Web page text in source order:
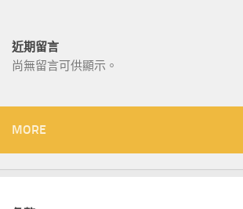
近期留言
尚無留言可供顯示。
MORE